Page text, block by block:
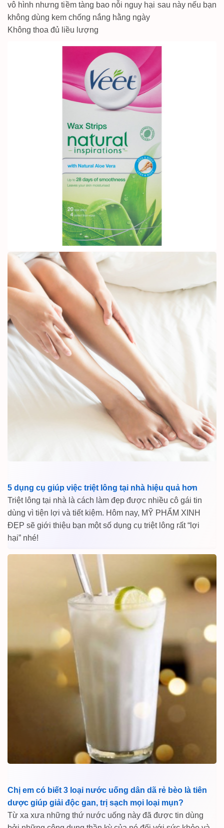
vô hình nhưng tiềm tàng bao nỗi nguy hại sau này nếu bạn
không dùng kem chống nắng hằng ngày
Không thoa đủ liều lượng
5 dụng cụ giúp việc triệt lông tại nhà hiệu quả hơn
Triệt lông tại nhà là cách làm đẹp được nhiều cô gái tin
dùng vì tiện lợi và tiết kiệm. Hôm nay, MỸ PHẨM XINH
ĐẸP sẽ giới thiệu bạn một số dụng cụ triệt lông rất “lợi
hại” nhé!
Chị em có biết 3 loại nước uống dân dã rẻ bèo là tiên
dược giúp giải độc gan, trị sạch mọi loại mụn?
Từ xa xưa những thứ nước uống này đã được tin dùng